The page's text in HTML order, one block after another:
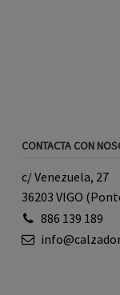
CONTACTA CON
c/ Venezuela, 27
36203 VIGO
886 139 189